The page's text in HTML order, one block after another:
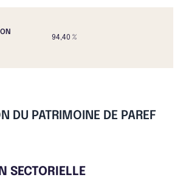
94,40 %
DU PATRIMOINE DE PAREF
SECTORIELLE